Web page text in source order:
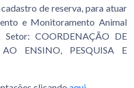
de reserva, para atuar
e Monitoramento Animal
Setor: COORDENAÇÃO DE
ENSINO, PESQUISA E